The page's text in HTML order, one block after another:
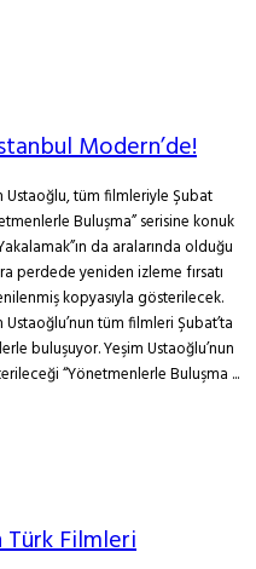
Modern’de!
Ustaoğlu, tüm filmleriyle Şubat
Buluşma” serisine konuk
da aralarında olduğu
perdede yeniden izleme fırsatı
kopyasıyla gösterilecek.
Ustaoğlu’nun tüm filmleri Şubat’ta
buluşuyor. Yeşim Ustaoğlu’nun
“Yönetmenlerle Buluşma ...
Türk Filmleri